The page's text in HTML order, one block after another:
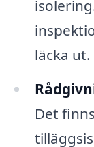
läcka ut.
Det